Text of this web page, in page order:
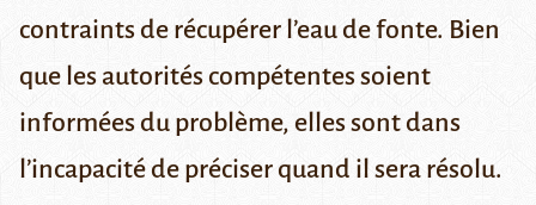
contraints de récupérer l’eau de fonte. Bien
que les autorités compétentes soient
informées du problème, elles sont dans
l’incapacité de préciser quand il sera résolu.